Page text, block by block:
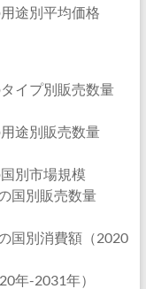
途別平均価格
イプ別販売数量
途別販売数量
別市場規模
国別販売数量
国別消費額（2020
年-2031年）